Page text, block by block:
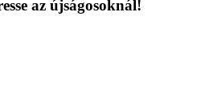
az újságosoknál!